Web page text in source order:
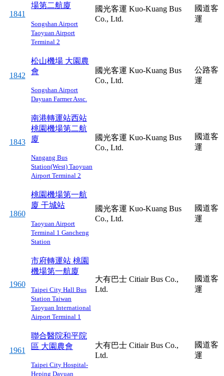
1841
場第二航廈
Songshan Airport
Taoyuan Airport
Terminal 2
國光客運 Kuo-Kuang Bus
Co., Ltd.
國道客
運
1842
松山機場 大園農
會
Songshan Airport
Dayuan Farmer Assc.
國光客運 Kuo-Kuang Bus
Co., Ltd.
公路客
運
1843
南港轉運站西站
桃園機場第二航
廈
Nangang Bus
Station(West) Taoyuan
Airport Terminal 2
國光客運 Kuo-Kuang Bus
Co., Ltd.
國道客
運
1860
桃園機場第一航
廈 干城站
Taoyuan Airport
Terminal 1 Gancheng
Station
國光客運 Kuo-Kuang Bus
Co., Ltd.
國道客
運
1960
市府轉運站 桃園
機場第一航廈
Taipei City Hall Bus
Station Taiwan
Taoyuan International
Airport Terminal 1
大有巴士 Citiair Bus Co.,
Ltd.
國道客
運
1961
聯合醫院和平院
區 大園農會
Taipei City Hospital-
Heping Dayuan
大有巴士 Citiair Bus Co.,
Ltd.
國道客
運